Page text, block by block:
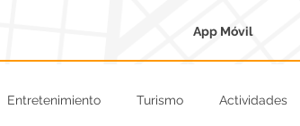
App Móvil
Entretenimiento Turismo Actividades